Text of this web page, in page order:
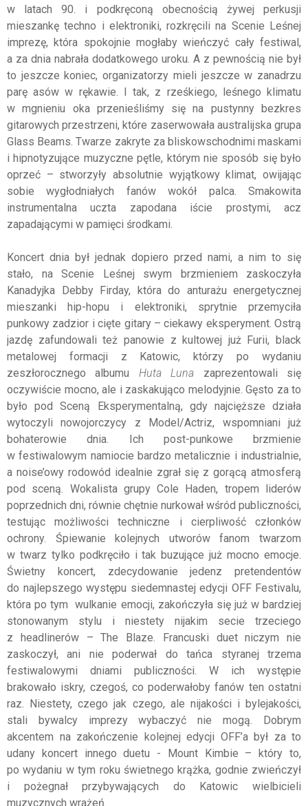
w latach 90. i podkręconą obecnością żywej perkusji
mieszankę techno i elektroniki, rozkręcili na Scenie Leśnej
imprezę, która spokojnie mogłaby wieńczyć cały festiwal,
a za dnia nabrała dodatkowego uroku. A z pewnością nie był
to jeszcze koniec, organizatorzy mieli jeszcze w zanadrzu
parę asów w rękawie. I tak, z rześkiego, leśnego klimatu
w mgnieniu oka przenieśliśmy się na pustynny bezkres
gitarowych przestrzeni, które zaserwowała australijska grupa
Glass Beams. Twarze zakryte za bliskowschodnimi maskami
i hipnotyzujące muzyczne pętle, którym nie sposób się było
oprzeć – stworzyły absolutnie wyjątkowy klimat, owijając
sobie wygłodniałych fanów wokół palca. Smakowita
instrumentalna uczta zapodana iście prostymi, acz
zapadającymi w pamięci środkami.
Koncert dnia był jednak dopiero przed nami, a nim to się
stało, na Scenie Leśnej swym brzmieniem zaskoczyła
Kanadyjka Debby Firday, która do anturażu energetycznej
mieszanki hip-hopu i elektroniki, sprytnie przemyciła
punkowy zadzior i cięte gitary – ciekawy eksperyment. Ostrą
jazdę zafundowali też panowie z kultowej już Furii, black
metalowej formacji z Katowic, którzy po wydaniu
zeszłorocznego albumu Huta Luna zaprezentowali się
oczywiście mocno, ale i zaskakująco melodyjnie. Gęsto za to
było pod Sceną Eksperymentalną, gdy najcięższe działa
wytoczyli nowojorczycy z Model/Actriz, wspomniani już
bohaterowie dnia. Ich post-punkowe brzmienie
w festiwalowym namiocie bardzo metalicznie i industrialnie,
a noise’owy rodowód idealnie zgrał się z gorącą atmosferą
pod sceną. Wokalista grupy Cole Haden, tropem liderów
poprzednich dni, równie chętnie nurkował wśród publiczności,
testując możliwości techniczne i cierpliwość członków
ochrony. Śpiewanie kolejnych utworów fanom twarzom
w twarz tylko podkręciło i tak buzujące już mocno emocje.
Świetny koncert, zdecydowanie jedenz pretendentów
do najlepszego występu siedemnastej edycji OFF Festivalu,
która po tym wulkanie emocji, zakończyła się już w bardziej
stonowanym stylu i niestety nijakim secie trzeciego
z headlinerów – The Blaze. Francuski duet niczym nie
zaskoczył, ani nie poderwał do tańca styranej trzema
festiwalowymi dniami publiczności. W ich występie
brakowało iskry, czegoś, co poderwałoby fanów ten ostatni
raz. Niestety, czego jak czego, ale nijakości i bylejakości,
stali bywalcy imprezy wybaczyć nie mogą. Dobrym
akcentem na zakończenie kolejnej edycji OFF’a był za to
udany koncert innego duetu - Mount Kimbie – który to,
po wydaniu w tym roku świetnego krążka, godnie zwieńczył
i pożegnał przybywających do Katowic wielbicieli
muzycznych wrażeń.